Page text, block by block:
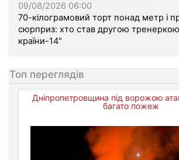
09/08/2026 06:00
70-кілограмовий торт понад метр і
сюрприз: хто став другою
країни-14"
Топ переглядів
Дніпропетровщина під ворожою
багато пожеж